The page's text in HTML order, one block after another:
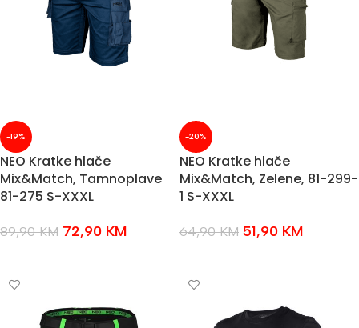
-19%
NEO Kratke hlače
Mix&Match, Tamnoplave
81-275 S-XXXL
89,90KM 72,90 KM
-20%
NEO Kratke hlače
Mix&Match, Zelene, 81-299-
1 S-XXXL
64,90KM 51,90 KM